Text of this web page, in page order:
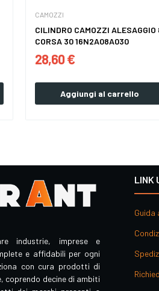
CAMOZZI
CILINDRO CAMOZZI ALESAGGIO
CORSA 30 16N2A08A030
28,60 €
Aggiungi al carrello
industrie, imprese e
e affidabili per ogni
con cura prodotti di
coprendo decine di ambiti
LINK
Guida